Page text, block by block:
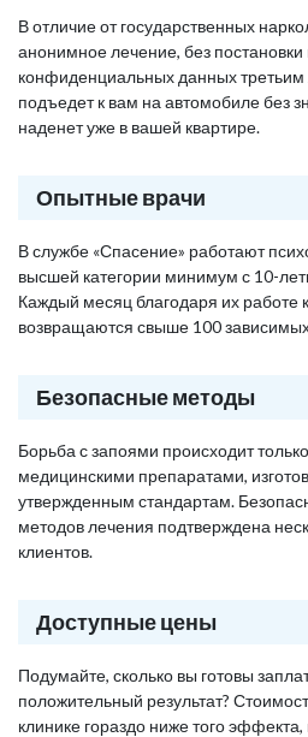
В отличие от государственных
анонимное лечение, без постановки
конфиденциальных данных
подъедет к вам на автомобиле без
наденет уже в вашей квартире.
Опытные врачи
В службе «Спасение» работают
высшей категории минимум с 10-
Каждый месяц благодаря их работе
возвращаются свыше 100
Безопасные методы
Борьба с запоями происходит
медицинскими препаратами,
утвержденным стандартам.
методов лечения подтверждена
клиентов.
Доступные цены
Подумайте, сколько вы готовы
положительный результат?
клинике гораздо ниже того